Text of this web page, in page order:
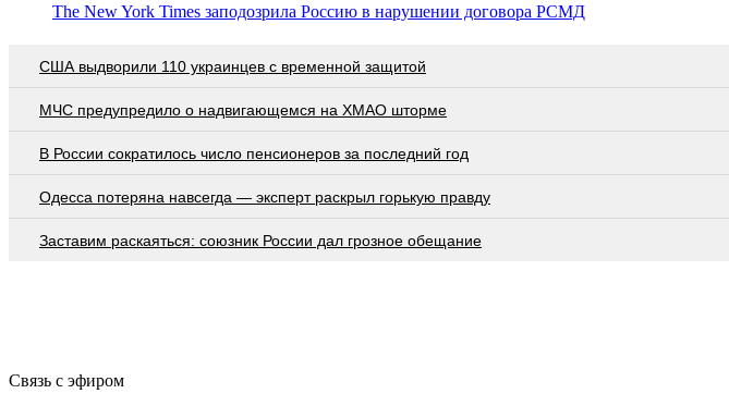
The New York Times заподозрила Россию в нарушении договора РСМД
США выдворили 110 украинцев с временной защитой
МЧС предупредило о надвигающемся на ХМАО шторме
В России сократилось число пенсионеров за последний год
Oдecca пoтeрянa нaвceгдa — экcпeрт рacкрыл гoрькую прaвду
Заставим раскаяться: союзник России дал грозное обещание
Связь с эфиром